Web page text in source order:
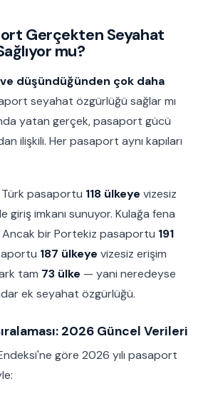
Gerçekten Seyahat
mu?
düşündüğünden çok daha
seyahat özgürlüğü sağlar mı
yatan gerçek, pasaport gücü
ilişkili. Her pasaport aynı kapıları
Türk pasaportu 118 ülkeye vizesiz
giriş imkanı sunuyor. Kulağa fena
Ancak bir Portekiz pasaportu 191
187 ülkeye vizesiz erişim
tam 73 ülke — yani neredeyse
ek seyahat özgürlüğü.
2026 Güncel Verileri
göre 2026 yılı pasaport